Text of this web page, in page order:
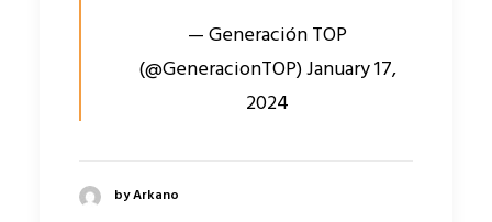
— Generación TOP
(@GeneracionTOP)January 17,
2024
by Arkano